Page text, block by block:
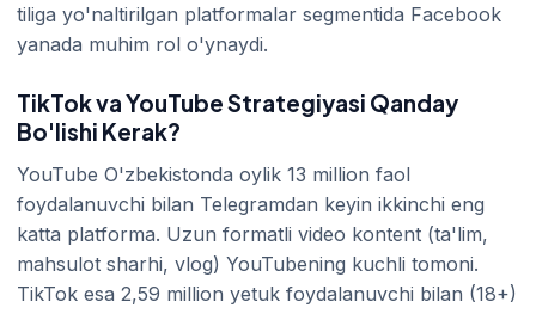
tiliga yo'naltirilgan platformalar segmentida Facebook
yanada muhim rol o'ynaydi.
TikTok va YouTube Strategiyasi Qanday
Bo'lishi Kerak?
YouTube O'zbekistonda oylik 13 million faol
foydalanuvchi bilan Telegramdan keyin ikkinchi eng
katta platforma. Uzun formatli video kontent (ta'lim,
mahsulot sharhi, vlog) YouTubening kuchli tomoni.
TikTok esa 2,59 million yetuk foydalanuvchi bilan (18+)